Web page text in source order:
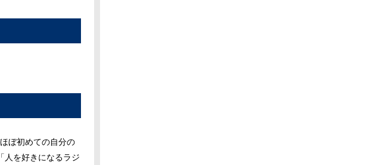
ぼ初めての自分の
人を好きになるラジ